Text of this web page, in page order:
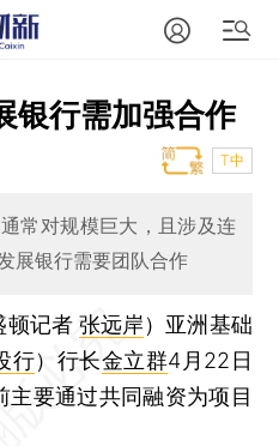
银行需加强合作
T中
常对规模巨大，且涉及连
展银行需要团队合作
顿记者 张远岸） 亚洲基础
行）行长金立群4月22日
要通过共同融资为项目